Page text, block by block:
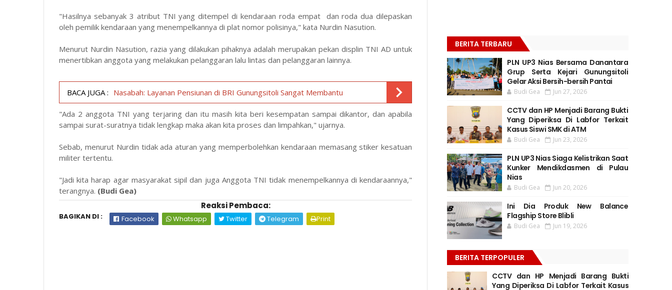
"Hasilnya sebanyak 3 atribut TNI yang ditempel di kendaraan roda empat dan roda dua dilepaskan
oleh pemilik kendaraan yang menempelkannya di plat nomor polisinya," kata Nurdin Nasution.
Menurut Nurdin Nasution, razia yang dilakukan pihaknya adalah merupakan pekan displin TNI AD untuk
menertibkan anggota yang melakukan pelanggaran lalu lintas dan pelanggaran lainnya.
BACA JUGA : Nasabah: Layanan Pensiunan di BRI Gunungsitoli Sangat Membantu
"Ada 2 anggota TNI yang terjaring dan itu masih kita beri kesempatan sampai dikantor, dan apabila
sampai surat-suratnya tidak lengkap maka akan kita proses dan limpahkan," ujarnya.
Sebab, menurut Nurdin tidak ada aturan yang memperbolehkan kendaraan memasang stiker kesatuan
militer tertentu.
"Jadi kita harap agar masyarakat sipil dan juga Anggota TNI tidak menempelkannya di kendaraannya,"
terangnya. (Budi Gea)
Reaksi Pembaca:
BAGIKAN DI : Facebook Whatsapp Twitter Telegram Print
BERITA TERBARU
PLN UP3 Nias Bersama Danantara
Grup Serta Kejari Gunungsitoli
Gelar Aksi Bersih-bersih Pantai
Budi Gea Jun 27, 2026
CCTV dan HP Menjadi Barang Bukti
Yang Diperiksa Di Labfor Terkait
Kasus Siswi SMK di ATM
Budi Gea Jun 23, 2026
PLN UP3 Nias Siaga Kelistrikan Saat
Kunker Mendikdasmen di Pulau
Nias
Budi Gea Jun 20, 2026
Ini Dia Produk New Balance
Flagship Store Blibli
Budi Gea Jun 19, 2026
BERITA TERPOPULER
CCTV dan HP Menjadi Barang Bukti
Yang Diperiksa Di Labfor Terkait Kasus